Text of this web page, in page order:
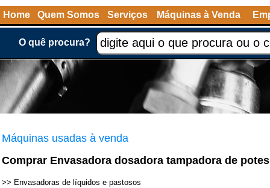
Home Quem Somos Serviços Máquinas à Venda
O quê procura?
Máquinas usadas à venda
Comprar Envasadora dosadora tampadora de
>> Envasadoras de líquidos e pastosos